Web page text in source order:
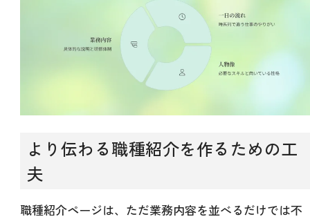
より伝わる職種紹介を作るための工
夫
職種紹介ページは、ただ業務内容を並べるだけでは不